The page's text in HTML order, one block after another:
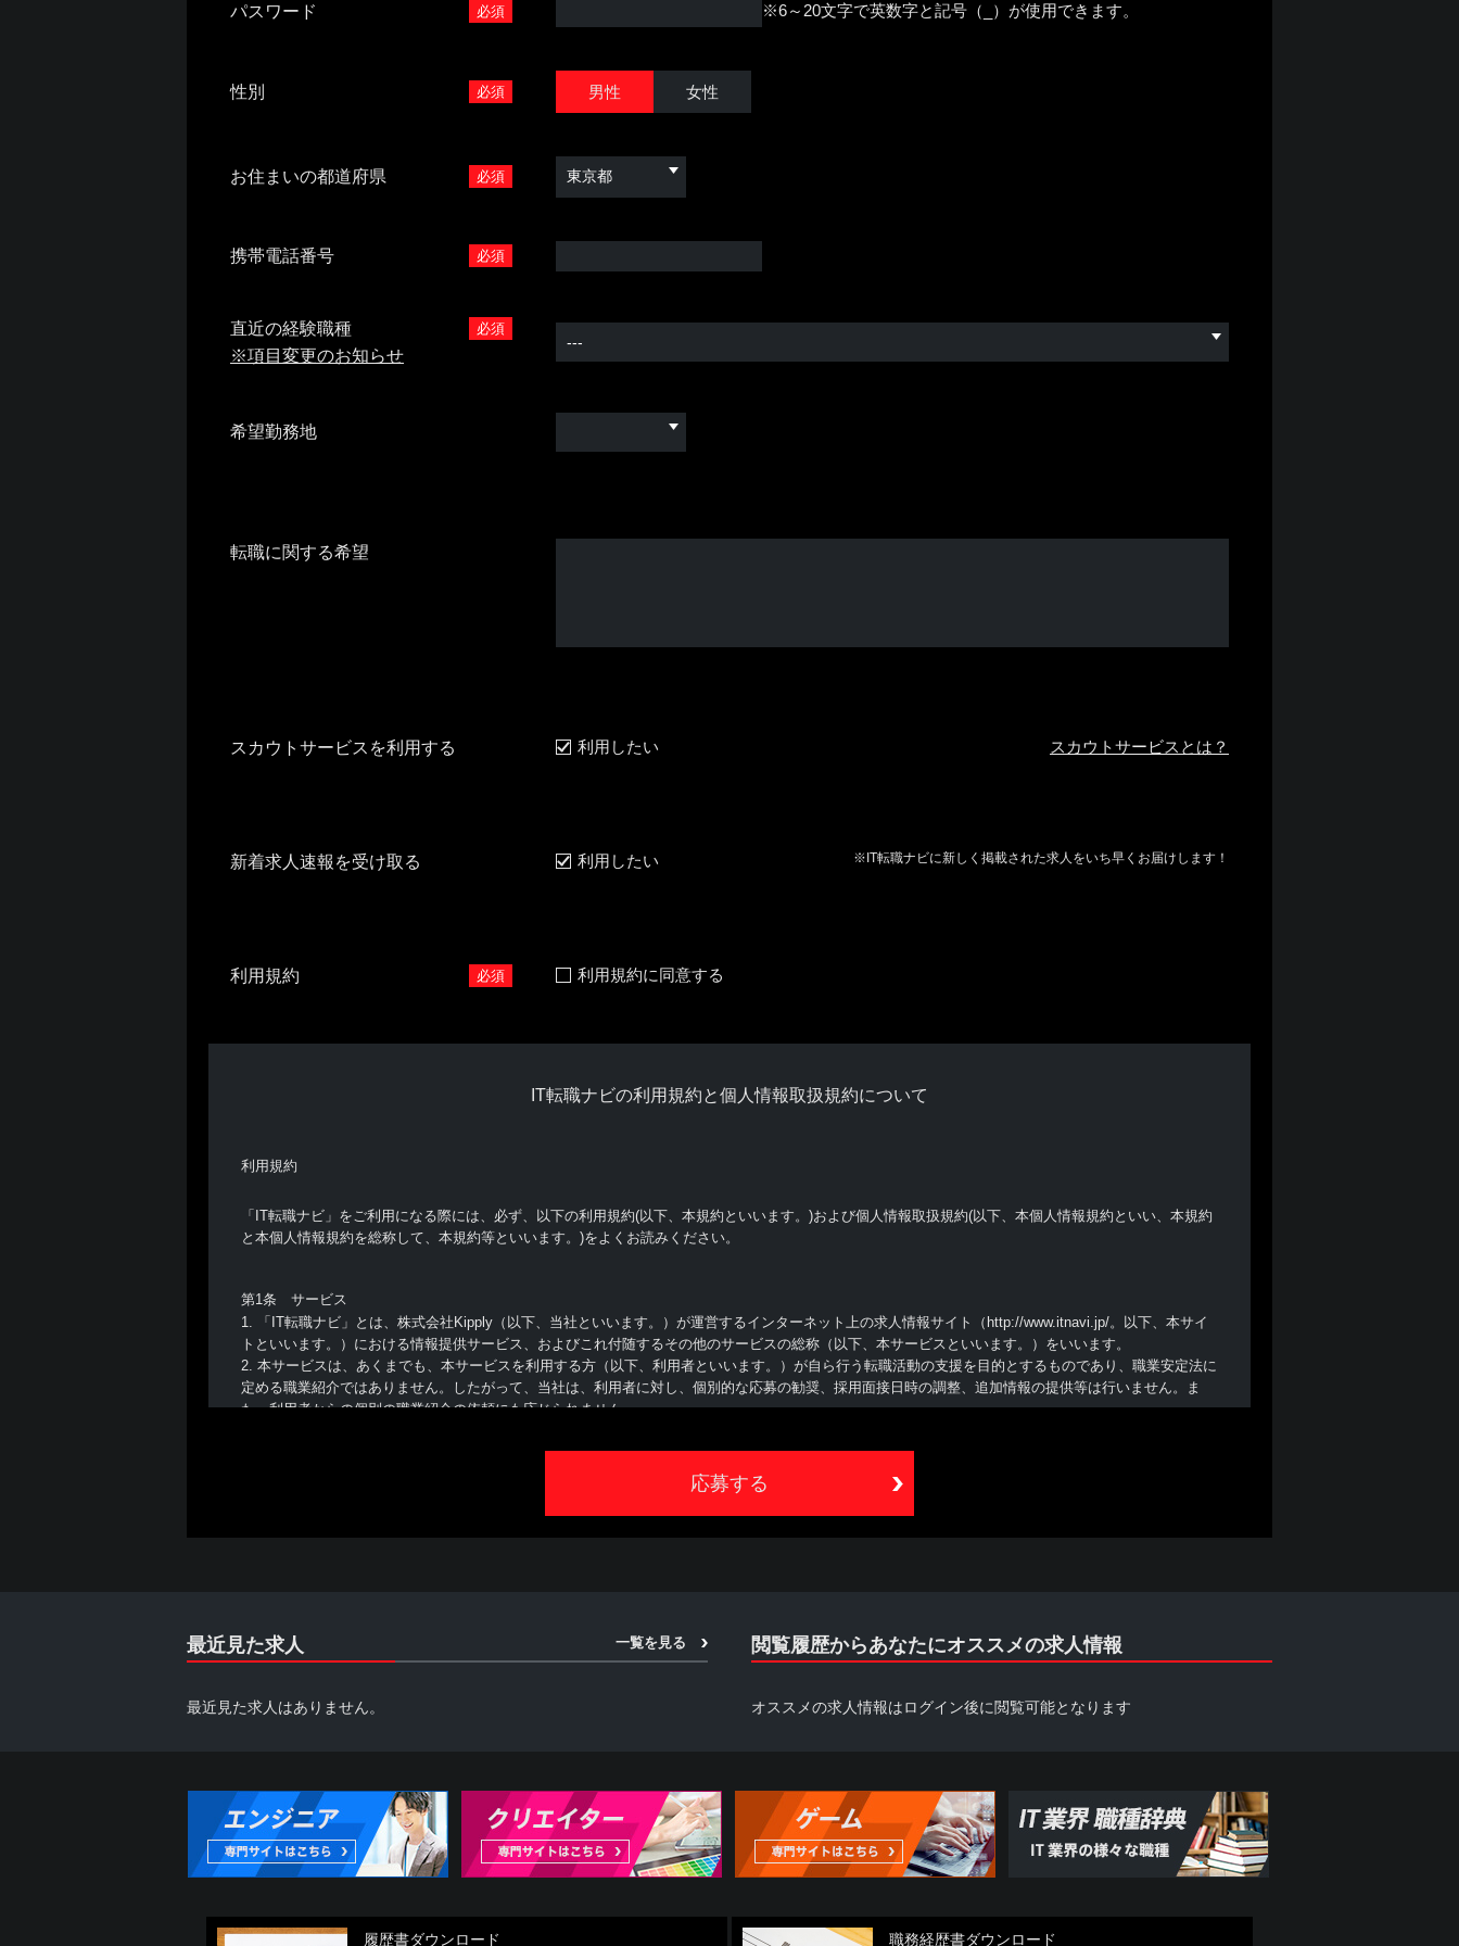
必須
パスワード ※6～20文字で英数字と記号（_）が使用できます。
必須
性別 男性 女性
必須
お住まいの都道府県
必須
携帯電話番号
必須
直近の経験職種
※項目変更のお知らせ
希望勤務地
転職に関する希望
スカウトサービスを利用する 利用したい スカウトサービスとは？
新着求人速報を受け取る 利用したい ※IT転職ナビに新しく掲載された求人をいち早くお届けします！
必須
利用規約 利用規約に同意する
IT転職ナビの利用規約と個人情報取扱規約について
利用規約
「IT転職ナビ」をご利用になる際には、必ず、以下の利用規約(以下、本規約といいます。)および個人情報取扱規約(以下、本個人情報規約といい、本規約
と本個人情報規約を総称して、本規約等といいます。)をよくお読みください。
第1条 サービス
1. 「IT転職ナビ」とは、株式会社Kipply（以下、当社といいます。）が運営するインターネット上の求人情報サイト（http://www.itnavi.jp/。以下、本サイ
トといいます。）における情報提供サービス、およびこれ付随するその他のサービスの総称（以下、本サービスといいます。）をいいます。
2. 本サービスは、あくまでも、本サービスを利用する方（以下、利用者といいます。）が自ら行う転職活動の支援を目的とするものであり、職業安定法に
定める職業紹介ではありません。したがって、当社は、利用者に対し、個別的な応募の勧奨、採用面接日時の調整、追加情報の提供等は行いません。ま
た、利用者からの個別の職業紹介の依頼にも応じられません
1. 利用者は、本サイトを利用することによって、本規約等の内容を承諾したものとみなされます。本規約等の内容を承諾しない場合には、本サイトを利用
が提供されない場合には、本サービスの全部または一部を利用できない場合があります。
1. 利用者は、現在、暴力団、暴力団員、暴力団員でなくなった時から5年を経過しない者、暴力団準構成員、暴力団関係企業、総会屋等、社会運動等標ぼ
(2) 反社会的勢力が経営に実質的に関与していると認められる関係を有すること
(3) 自己もしくは第三者の不正の利益を図る目的または第三者に損害を加える目的をもってするなど、不当に反社会的勢力を利用していると認められる関
係を有すること
(4) 反社会的勢力に対して資金等を提供し、または便宜を供与するなどの関与をしていると認められる関係を有すること
(5) 役員または経営に実質的に関与している者が反社会的勢力と社会的に非難されるべき関係を有すること
2. 利用者は、自らまたは第三者を利用して次のいずれかに該当する行為を行わないことを確約するものとします。
最近見た求人 一覧を見る
最近見た求人はありません。
閲覧履歴からあなたにオススメの求人情報
オススメの求人情報はログイン後に閲覧可能となります
履歴書ダウンロード 職務経歴書ダウンロード